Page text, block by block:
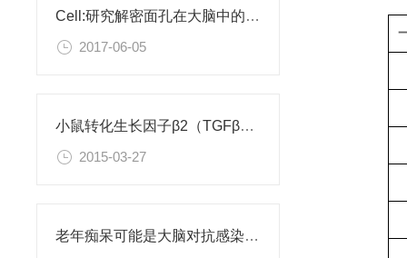
Cell:研究解密面孔在大脑中的编码
2017-06-05
小鼠转化生长因子β2（TGFβ2）ELISA试剂盒
2015-03-27
老年痴呆可能是大脑对抗感染病菌导致的